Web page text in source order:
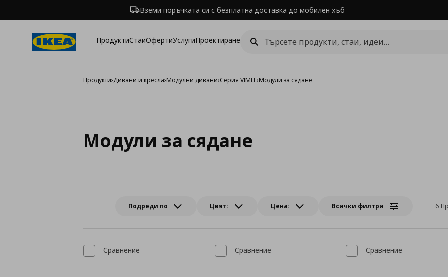
Вземи поръчката си с безплатна доставка до мобилен хъб
ПродуктиСтаиОфертиУслугиПроектиране
Продукти›Дивани и кресла›Модулни дивани›Серия VIMLE›Модули за сядане
Модули за сядане
Подреди по Цвят: Цена: Всички филтри 6
Сравнение Сравнение Сравнение